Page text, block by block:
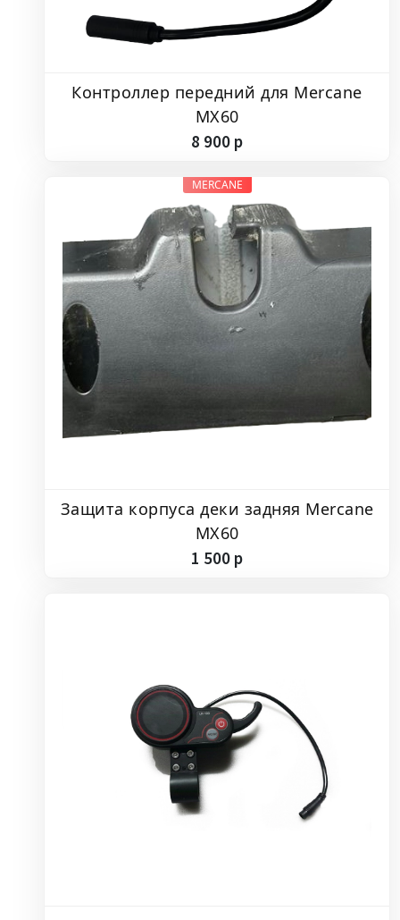
Контроллер передний для Mercane
MX60
8 900 p
MERCANE
Защита корпуса деки задняя Mercane
MX60
1 500 p